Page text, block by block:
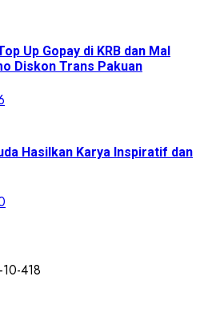
Up Gopay di KRB dan Mal
Diskon Trans Pakuan
Hasilkan Karya Inspiratif dan